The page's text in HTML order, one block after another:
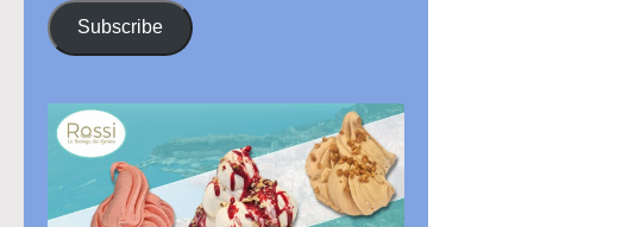
Address
Subscribe